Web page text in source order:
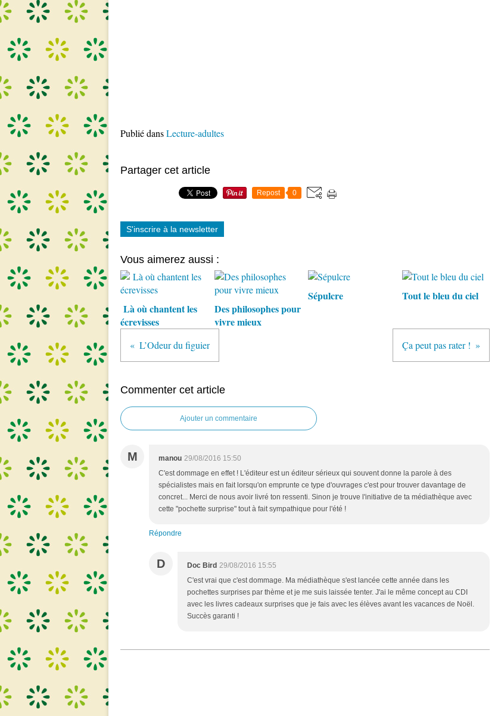
Publié dansLecture-adultes
Partager cet article
Repost 0
S'inscrire à la newsletter
Vous aimerez aussi :
Là où chantent les
écrevisses
Des philosophes pour
vivre mieux
Sépulcre Tout le bleu du ciel
L’Odeur du figuier Ça peut pas rater !
Commenter cet article
Ajouter un commentaire
M manou 29/08/2016 15:50
C'est dommage en effet ! L'éditeur est un éditeur sérieux qui souvent donne la parole à des
spécialistes mais en fait lorsqu'on emprunte ce type d'ouvrages c'est pour trouver davantage de
concret... Merci de nous avoir livré ton ressenti. Sinon je trouve l'initiative de ta médiathèque avec
cette "pochette surprise" tout à fait sympathique pour l'été !
Répondre
D Doc Bird 29/08/2016 15:55
C'est vrai que c'est dommage. Ma médiathèque s'est lancée cette année dans les
pochettes surprises par thème et je me suis laissée tenter. J'ai le même concept au CDI
avec les livres cadeaux surprises que je fais avec les élèves avant les vacances de Noël.
Succès garanti !